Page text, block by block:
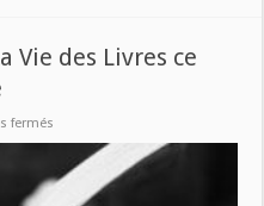
Vie des Livres ce
fermés
numéro
de
La